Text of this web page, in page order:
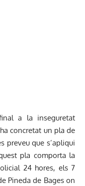
a la inseguretat
concretat un pla de
preveu que s’apliqui
pla comporta la
24 hores, els 7
Pineda de Bages on